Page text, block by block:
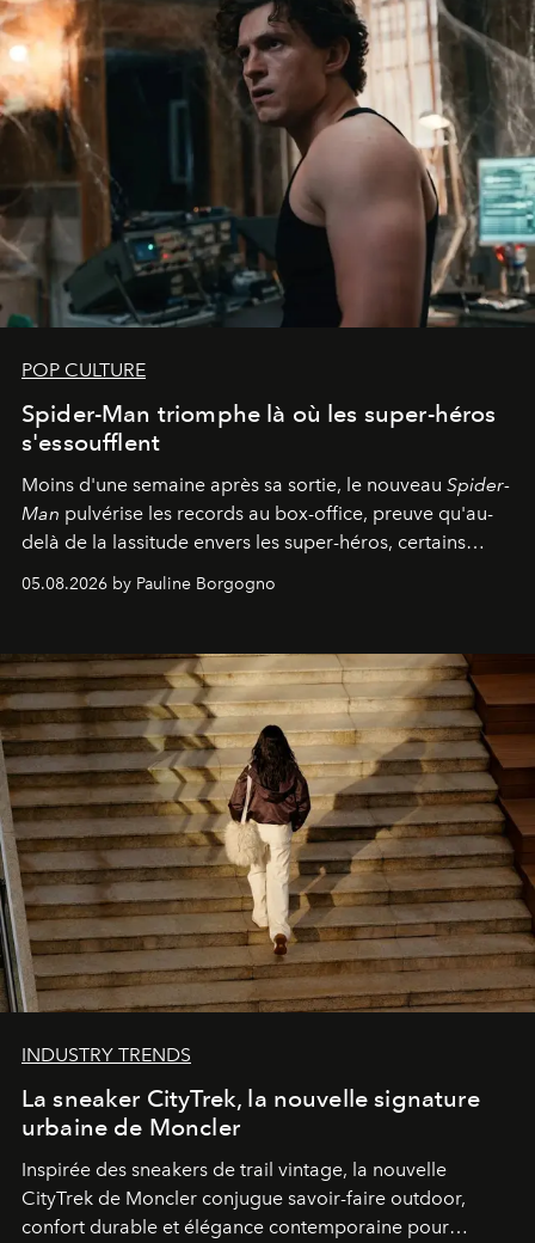
POP CULTURE
Spider-Man triomphe là où les super-héros
s'essoufflent
Moins d'une semaine après sa sortie, le nouveau Spider-
Man pulvérise les records au box-office, preuve qu'au-
delà de la lassitude envers les super-héros, certains
personnages continuent de susciter une ferveur intacte.
05.08.2026 by Pauline Borgogno
INDUSTRY TRENDS
La sneaker CityTrek, la nouvelle signature
urbaine de Moncler
Inspirée des sneakers de trail vintage, la nouvelle
CityTrek de Moncler conjugue savoir-faire outdoor,
confort durable et élégance contemporaine pour